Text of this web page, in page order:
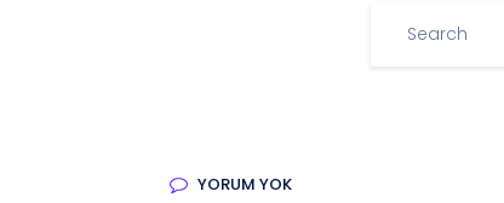
YORUM YOK